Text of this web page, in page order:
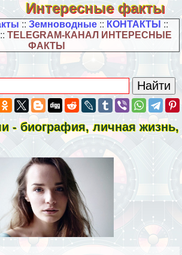
Интересные факты
:: Земноводные:: КОНТАКТЫ ::
::TELEGRAM-КАНАЛ ИНТЕРЕСНЫЕ
ФАКТЫ
- биография, личная жизнь,